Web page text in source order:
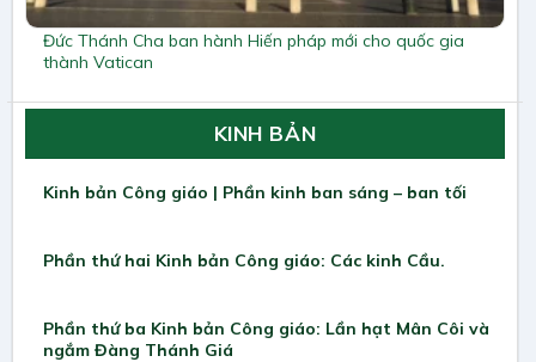
Đức Thánh Cha ban hành Hiến pháp mới cho quốc gia
thành Vatican
KINH BẢN
Kinh bản Công giáo | Phần kinh ban sáng – ban tối
Phần thứ hai Kinh bản Công giáo: Các kinh Cầu.
Phần thứ ba Kinh bản Công giáo: Lần hạt Mân Côi và
ngắm Đàng Thánh Giá